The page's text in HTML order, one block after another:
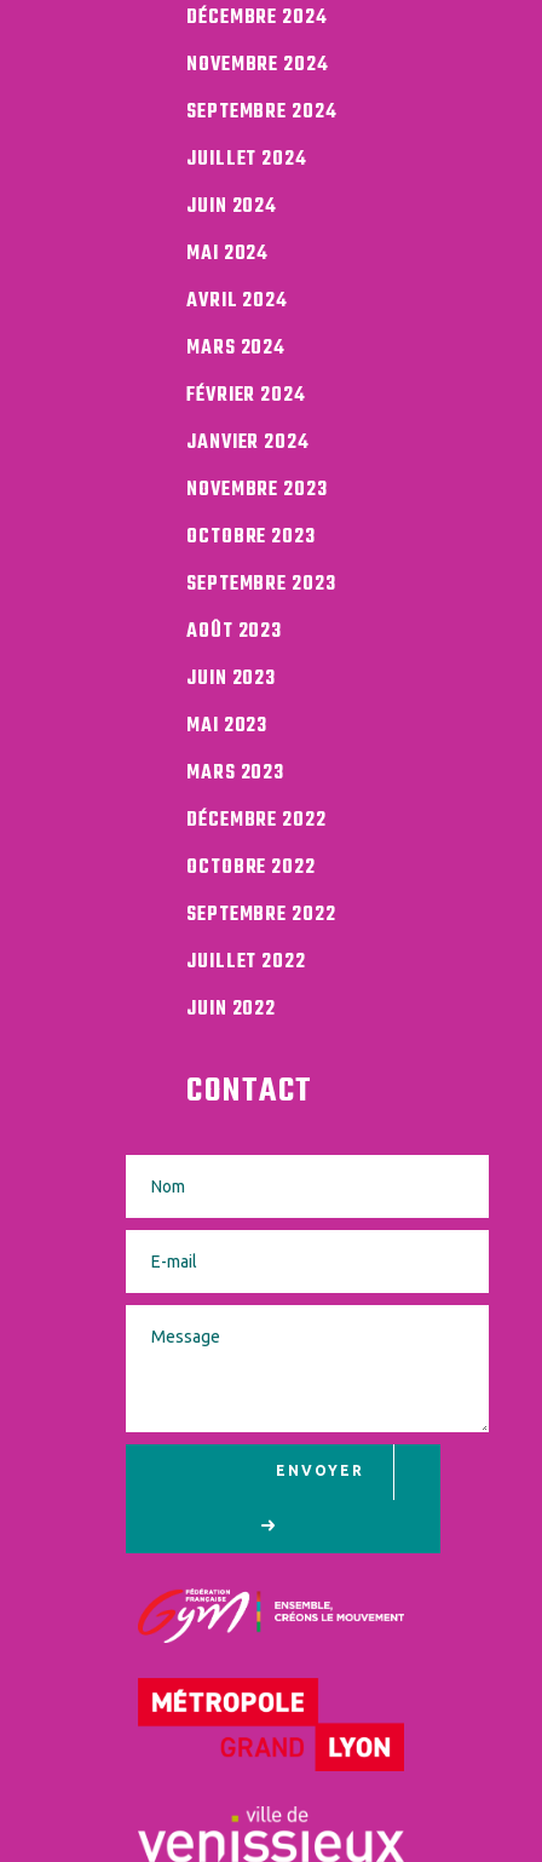
DÉCEMBRE 2024
NOVEMBRE 2024
SEPTEMBRE 2024
JUILLET 2024
JUIN 2024
MAI 2024
AVRIL 2024
MARS 2024
FÉVRIER 2024
JANVIER 2024
NOVEMBRE 2023
OCTOBRE 2023
SEPTEMBRE 2023
AOÛT 2023
JUIN 2023
MAI 2023
MARS 2023
DÉCEMBRE 2022
OCTOBRE 2022
SEPTEMBRE 2022
JUILLET 2022
JUIN 2022
CONTACT
ENVOYER